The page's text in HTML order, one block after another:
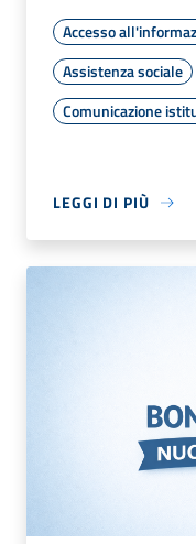
Accesso
Assistenza sociale
Comunicazione
LEGGI DI PIÙ